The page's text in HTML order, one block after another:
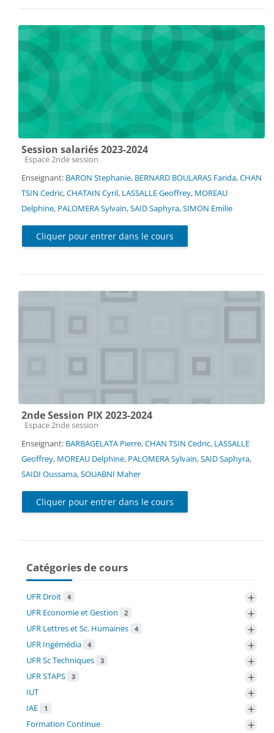
Session salariés 2023-2024
Catégorie de cours
Espace 2nde session
Enseignant: BARON Stephanie, BERNARD BOULARAS Farida,CHAN
TSIN Cedric,CHATAIN Cyril, LASSALLE Geoffrey, MOREAU
Delphine, PALOMERA Sylvain,SAID Saphyra,SIMON Emilie
Cliquer pour entrer dans le cours
2nde Session PIX 2023-2024
Catégorie de cours
Espace 2nde session
Enseignant: BARBAGELATA Pierre,CHAN TSIN Cedric, LASSALLE
Geoffrey, MOREAU Delphine, PALOMERA Sylvain,SAID Saphyra,
SAIDI Oussama,SOUABNI Maher
Cliquer pour entrer dans le cours
Catégories de cours
UFR Droit 4 +
UFR Economie et Gestion 2 +
UFR Lettres et Sc. Humaines 4 +
UFR Ingémédia 4 +
UFR Sc Techniques 3 +
UFR STAPS 3 +
IUT +
IAE 1 +
Formation Continue
+